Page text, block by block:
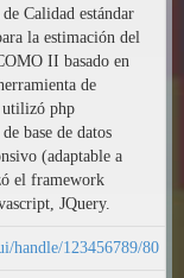
Calidad estándar
la estimación del
II basado en
de
utilizó php
base de datos
(adaptable a
el framework
JQuery.
handle/123456789/80